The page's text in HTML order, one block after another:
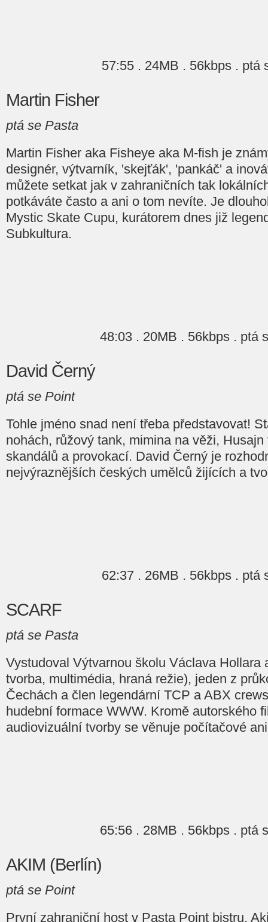
57:55 . 24MB . 56kbps . ptá
Martin Fisher
ptá se Pasta
Martin Fisher aka Fisheye aka M-fish je
designér, výtvarník, 'skejťák', 'pankáč' a
můžete setkat jak v zahraničních tak
potkáváte často a ani o tom nevíte. Je
Mystic Skate Cupu, kurátorem dnes již
Subkultura.
48:03 . 20MB . 56kbps . ptá
David Černý
ptá se Point
Tohle jméno snad není třeba představovat!
nohách, růžový tank, mimina na věži,
skandálů a provokací. David Černý je
nejvýraznějších českých umělců žijících a
62:37 . 26MB . 56kbps . ptá
SCARF
ptá se Pasta
Vystudoval Výtvarnou školu Václava Hollara
tvorba, multimédia, hraná režie), jeden z
Čechách a člen legendární TCP a ABX
hudební formace WWW. Kromě autorského
audiovizuální tvorby se věnuje počítačové
65:56 . 28MB . 56kbps . ptá
AKIM (Berlín)
ptá se Point
První zahraniční host v Pasta Point bistru.